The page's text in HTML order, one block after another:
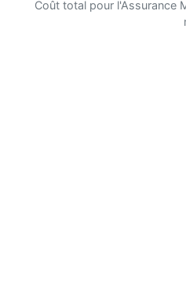
Coût total pour l'Assurance